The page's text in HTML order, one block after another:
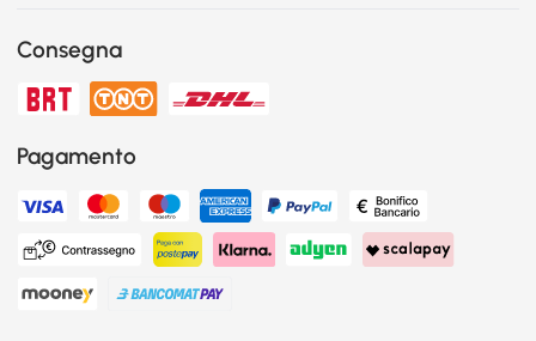
Consegna
Pagamento